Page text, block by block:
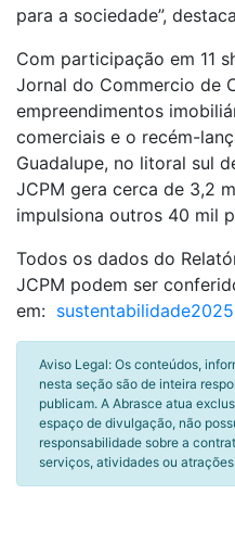
para a sociedade”,
Com participação em 11
Jornal do Commercio de
empreendimentos
comerciais e o recém-
Guadalupe, no litoral sul
JCPM gera cerca de 3,2
impulsiona outros 40 mil
Todos os dados do
JCPM podem ser
em:
Aviso Legal: Os conteúdos,
nesta seção são de inteira
publicam. A Abrasce atua
espaço de divulgação, não
responsabilidade sobre a
serviços, atividades ou